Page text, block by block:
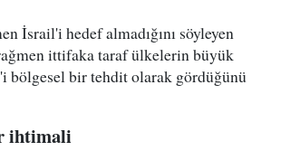
İsrail'i hedef almadığını söyleyen
ittifaka taraf ülkelerin büyük
bölgesel bir tehdit olarak gördüğünü
ihtimali